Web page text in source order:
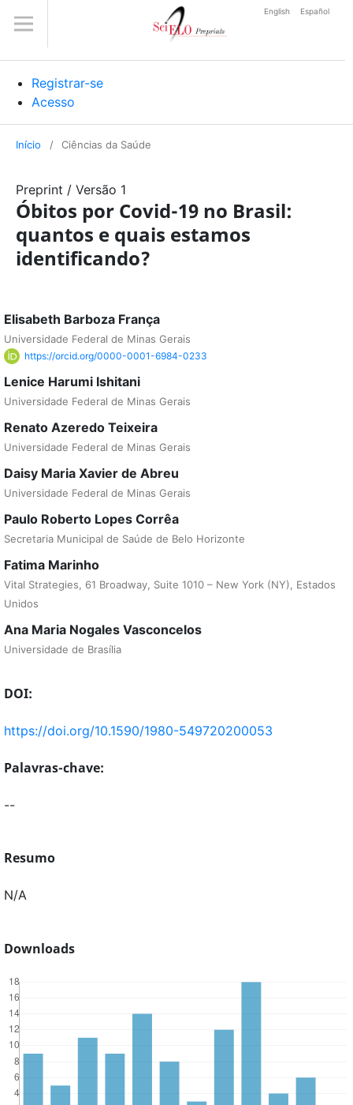
Registrar-se
Acesso
English Español
Início / Ciências da Saúde
Preprint / Versão 1
Óbitos por Covid-19 no Brasil:
quantos e quais estamos
identificando?
Elisabeth Barboza França
Universidade Federal de Minas Gerais
https://orcid.org/0000-0001-6984-0233
Lenice Harumi Ishitani
Universidade Federal de Minas Gerais
Renato Azeredo Teixeira
Universidade Federal de Minas Gerais
Daisy Maria Xavier de Abreu
Universidade Federal de Minas Gerais
Paulo Roberto Lopes Corrêa
Secretaria Municipal de Saúde de Belo Horizonte
Fatima Marinho
Vital Strategies, 61 Broadway, Suite 1010 – New York (NY), Estados
Unidos
Ana Maria Nogales Vasconcelos
Universidade de Brasília
DOI:
https://doi.org/10.1590/1980-549720200053
Palavras-chave:
--
Resumo
N/A
Downloads